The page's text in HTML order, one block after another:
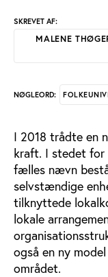
SKREVET AF:
MALENE
NØGLEORD:
I 2018 trådte en
kraft. I stedet for
fælles nævn
selvstændige
tilknyttede
lokale
også en ny
området.